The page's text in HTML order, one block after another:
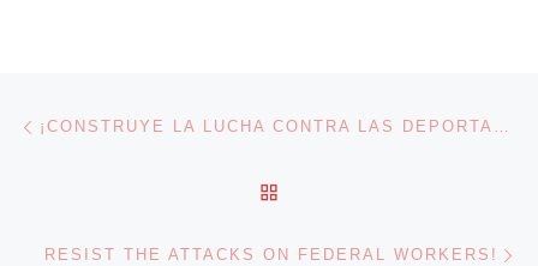
Post navigation ¡CONSTRUYE LA LUCHA CONTRA LAS DEPORTACIONES MASIVAS DE TRUMP!
RESIST THE ATTACKS ON FEDERAL WORKERS!